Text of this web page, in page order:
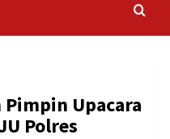
Upacara
Polres